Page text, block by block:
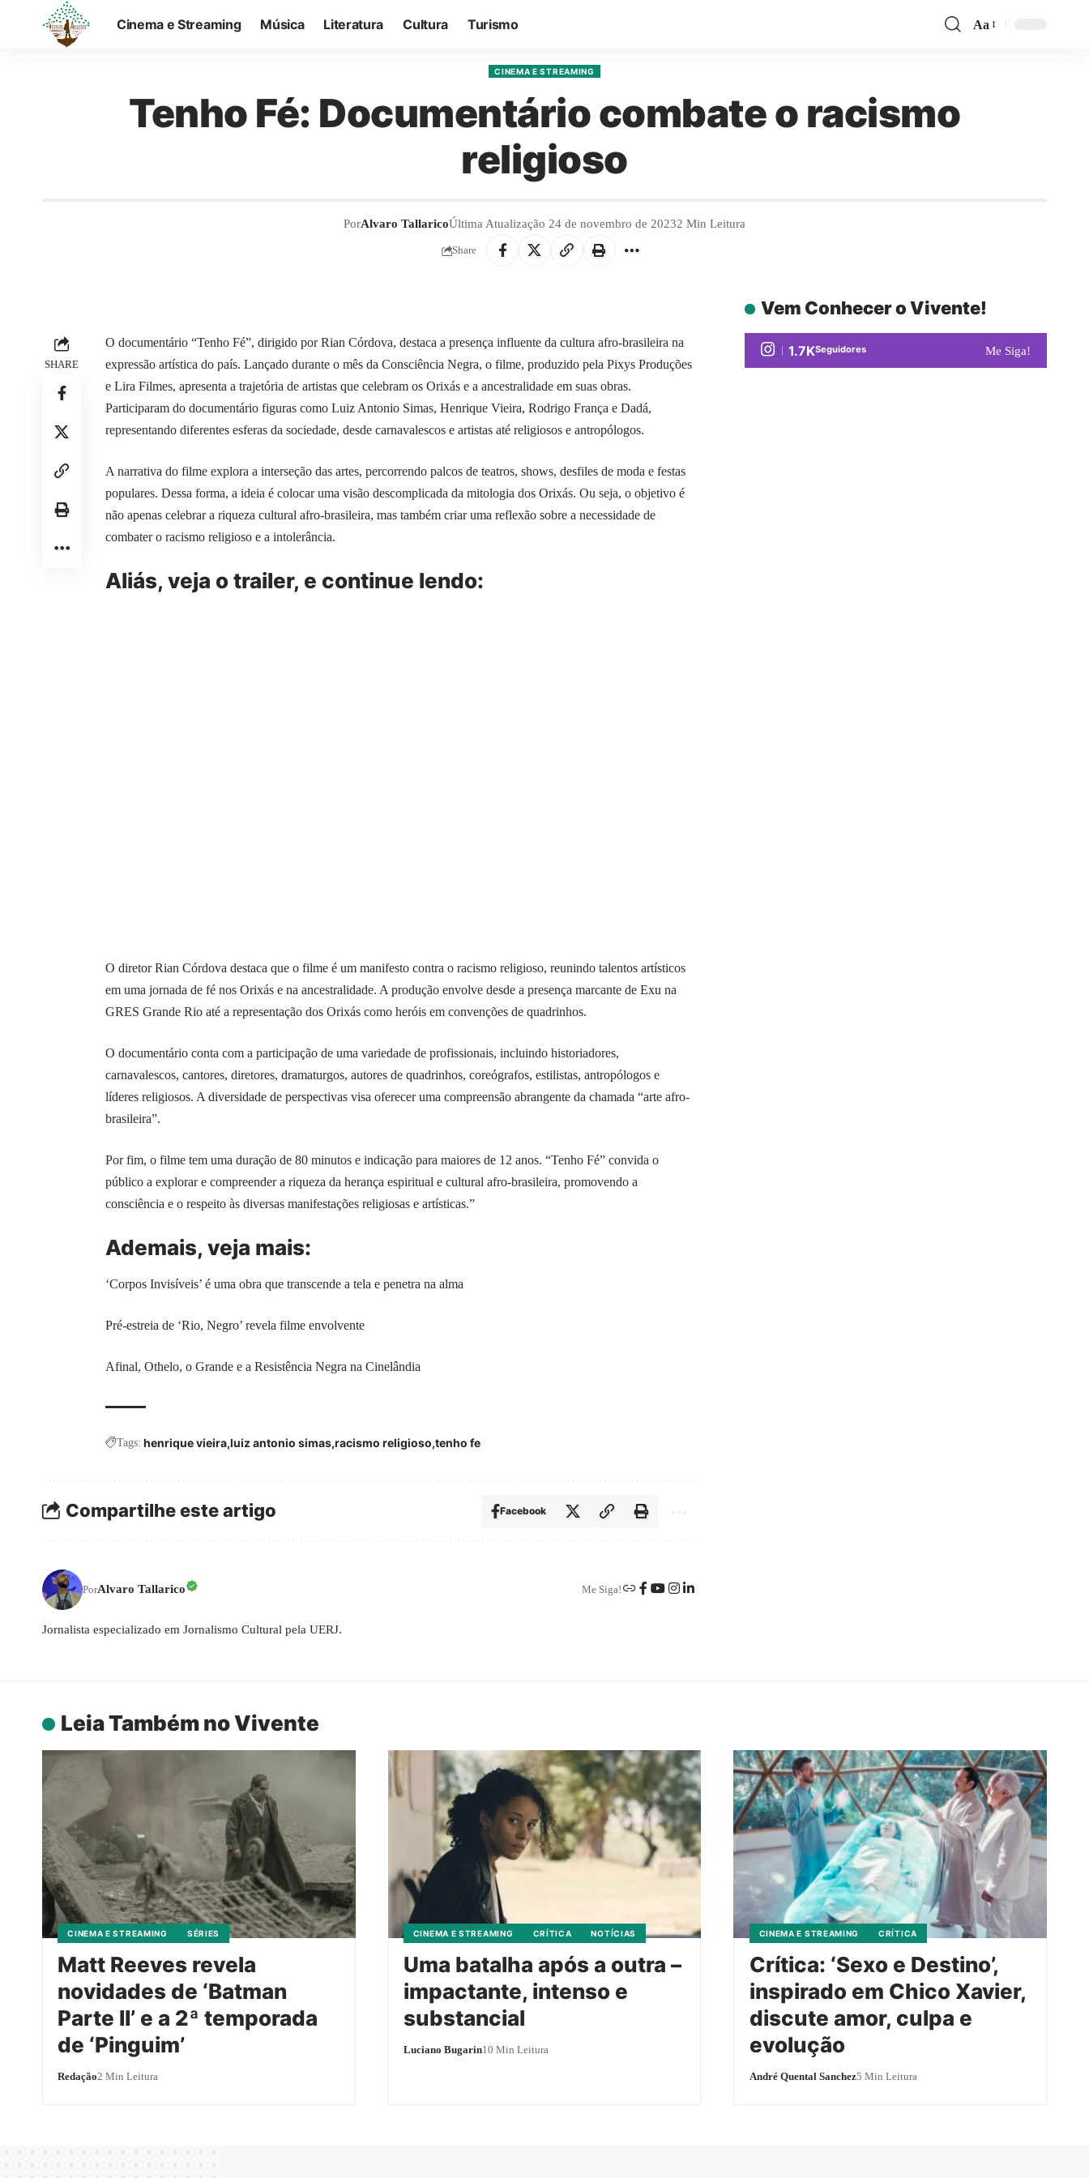
Cinema e Streaming Música Literatura Cultura Turismo Aa
CINEMA E STREAMING
Tenho Fé: Documentário combate o racismo
religioso
PorAlvaro TallaricoÚltima Atualização 24 de novembro de 20232 Min Leitura
Share
SHARE
O documentário “Tenho Fé”, dirigido por Rian Córdova, destaca a presença influente da cultura afro-brasileira na
expressão artística do país. Lançado durante o mês da Consciência Negra, o filme, produzido pela Pixys Produções
e Lira Filmes, apresenta a trajetória de artistas que celebram os Orixás e a ancestralidade em suas obras.
Participaram do documentário figuras como Luiz Antonio Simas, Henrique Vieira, Rodrigo França e Dadá,
representando diferentes esferas da sociedade, desde carnavalescos e artistas até religiosos e antropólogos.
A narrativa do filme explora a interseção das artes, percorrendo palcos de teatros, shows, desfiles de moda e festas
populares. Dessa forma, a ideia é colocar uma visão descomplicada da mitologia dos Orixás. Ou seja, o objetivo é
não apenas celebrar a riqueza cultural afro-brasileira, mas também criar uma reflexão sobre a necessidade de
combater o racismo religioso e a intolerância.
Aliás, veja o trailer, e continue lendo:
O diretor Rian Córdova destaca que o filme é um manifesto contra o racismo religioso, reunindo talentos artísticos
em uma jornada de fé nos Orixás e na ancestralidade. A produção envolve desde a presença marcante de Exu na
GRES Grande Rio até a representação dos Orixás como heróis em convenções de quadrinhos.
O documentário conta com a participação de uma variedade de profissionais, incluindo historiadores,
carnavalescos, cantores, diretores, dramaturgos, autores de quadrinhos, coreógrafos, estilistas, antropólogos e
líderes religiosos. A diversidade de perspectivas visa oferecer uma compreensão abrangente da chamada “arte afro-
brasileira”.
Por fim, o filme tem uma duração de 80 minutos e indicação para maiores de 12 anos. “Tenho Fé” convida o
público a explorar e compreender a riqueza da herança espiritual e cultural afro-brasileira, promovendo a
consciência e o respeito às diversas manifestações religiosas e artísticas.”
Ademais, veja mais:
‘Corpos Invisíveis’ é uma obra que transcende a tela e penetra na alma
Pré-estreia de ‘Rio, Negro’ revela filme envolvente
Afinal, Othelo, o Grande e a Resistência Negra na Cinelândia
Tags: henrique vieira luiz antonio simas racismo religioso tenho fe
Compartilhe este artigo Facebook
PorAlvaro Tallarico Me Siga!
Jornalista especializado em Jornalismo Cultural pela UERJ.
Vem Conhecer o Vivente!
1.7KSeguidores Me Siga!
Leia Também no Vivente
CINEMA E STREAMING SÉRIES
Matt Reeves revela
novidades de ‘Batman
Parte II’ e a 2ª temporada
de ‘Pinguim’
Redação2 Min Leitura
CINEMA E STREAMING CRÍTICA NOTÍCIAS
Uma batalha após a outra –
impactante, intenso e
substancial
Luciano Bugarin10 Min Leitura
CINEMA E STREAMING CRÍTICA
Crítica: ‘Sexo e Destino’,
inspirado em Chico Xavier,
discute amor, culpa e
evolução
André Quental Sanchez5 Min Leitura